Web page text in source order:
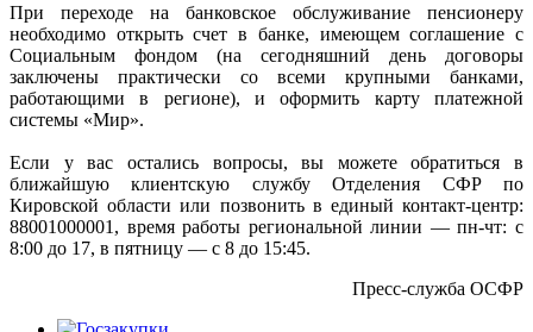
При переходе на банковское обслуживание пенсионеру
необходимо открыть счет в банке, имеющем соглашение с
Социальным фондом (на сегодняшний день договоры
заключены практически со всеми крупными банками,
работающими в регионе), и оформить карту платежной
системы «Мир».
Если у вас остались вопросы, вы можете обратиться в
ближайшую клиентскую службу Отделения СФР по
Кировской области или позвонить в единый контакт-центр:
88001000001, время работы региональной линии — пн-чт: с
8:00 до 17, в пятницу — с 8 до 15:45.
Пресс-служба ОСФР